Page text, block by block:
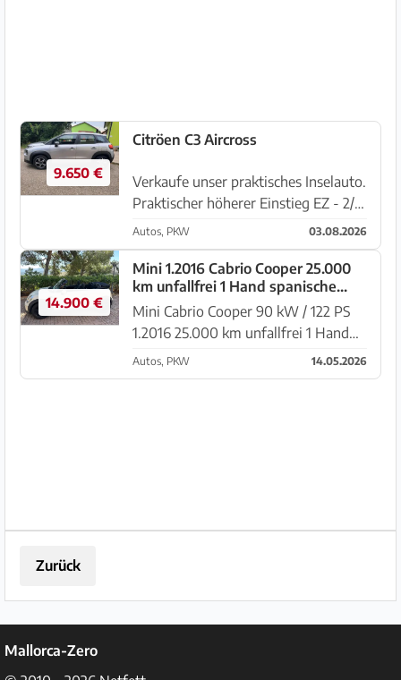
9.650 €
Citröen C3 Aircross
Verkaufe unser praktisches Inselauto.
Praktischer höherer Einstieg EZ - 2/21
Km ca.86000 da noch gefahren wird
Kundendienst neu TüV neu
Zahnriemen neu gemacht
Benzinmotor 110 PS Spa...
Autos, PKW 03.08.2026
14.900 €
Mini 1.2016 Cabrio Cooper 25.000
km unfallfrei 1 Hand spanische
Zulassung weiß
Mini Cabrio Cooper 90 kW / 122 PS
1.2016 25.000 km unfallfrei 1 Hand
ITV (TÜV) 22.1.2027 spanische
Zulassung weiß kaum (keine) Beulen
Autos, PKW 14.05.2026
Zurück
Mallorca-Zero